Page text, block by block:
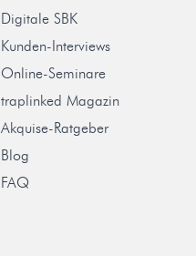
Digitale SBK
Kunden-Interviews
Online-Seminare
traplinked Magazin
Akquise-Ratgeber
Blog
FAQ